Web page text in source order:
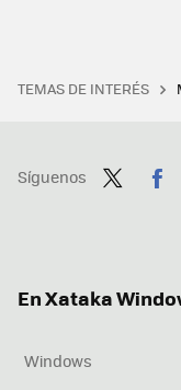
TEMAS DE INTERÉS
Síguenos
En Xataka
Windows